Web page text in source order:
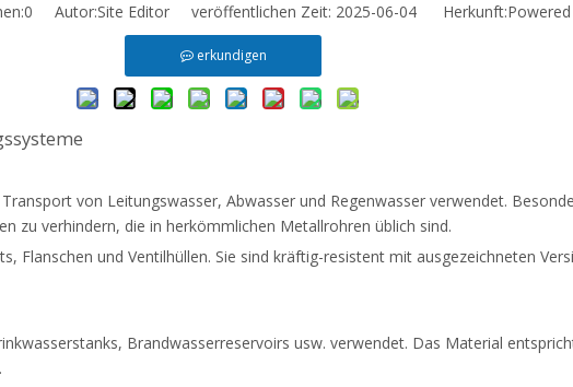
0 Autor:Site Editor veröffentlichen Zeit: 2025-06-04 Herkunft:Powered
erkundigen
von Leitungswasser, Abwasser und Regenwasser verwendet.
zu verhindern, die in herkömmlichen Metallrohren üblich sind.
Flanschen und Ventilhüllen. Sie sind kräftig-resistent mit ausgezeichneten
Brandwasserreservoirs usw. verwendet. Das Material